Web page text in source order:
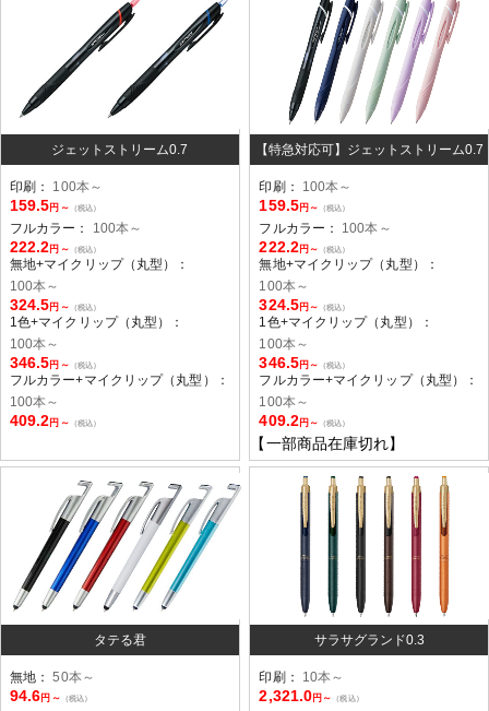
ジェットストリーム0.7
印刷： 100本～
159.5 円～ （税込）
フルカラー： 100本～
222.2 円～ （税込）
無地+マイクリップ（丸型）：
100本～
324.5 円～ （税込）
1色+マイクリップ（丸型）：
100本～
346.5 円～ （税込）
フルカラー+マイクリップ（丸型）：
100本～
409.2 円～ （税込）
【特急対応可】ジェットストリーム0.7
印刷： 100本～
159.5円～ （税込）
フルカラー： 100本～
222.2円～ （税込）
無地+マイクリップ（丸型）：
100本～
324.5円～ （税込）
1色+マイクリップ（丸型）：
100本～
346.5円～ （税込）
フルカラー+マイクリップ（丸型）：
100本～
409.2円～ （税込）
【一部商品在庫切れ】
タテる君
無地：50本～
94.6 円～ （税込）
サラサグランド0.3
印刷： 10本～
2,321.0 円～ （税込）